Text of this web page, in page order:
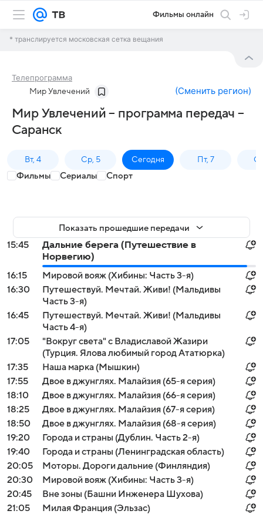
Фильмы онлайн
* транслируется московская сетка вещания
Телепрограмма
Мир Увлечений (Сменить регион)
Мир Увлечений – программа передач –
Саранск
Вт, 4 Ср, 5 Сегодня Пт, 7
Фильмы Сериалы Спорт
Показать прошедшие передачи
15:45
Дальние берега (Путешествие в
Норвегию)
16:15
Мировой вояж (Хибины: Часть 3-я)
16:30
Путешествуй. Мечтай. Живи! (Мальдивы
Часть 3-я)
16:45
Путешествуй. Мечтай. Живи! (Мальдивы
Часть 4-я)
17:05
"Вокруг света" с Владиславой Жазири
(Турция. Ялова любимый город Ататюрка)
17:35
Наша марка (Мышкин)
17:55
Двое в джунглях. Малайзия (65-я серия)
18:10
Двое в джунглях. Малайзия (66-я серия)
18:25
Двое в джунглях. Малайзия (67-я серия)
18:50
Двое в джунглях. Малайзия (68-я серия)
19:20
Города и страны (Дублин. Часть 2-я)
19:40
Города и страны (Ленинградская область)
20:05
Моторы. Дороги дальние (Финляндия)
20:30
Мировой вояж (Хибины: Часть 3-я)
20:45
Вне зоны (Башни Инженера Шухова)
21:05
Милая Франция (Эльзас)